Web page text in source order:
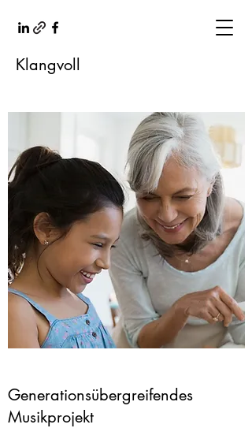
Klangvoll
Generationsübergreifendes
Musikprojekt